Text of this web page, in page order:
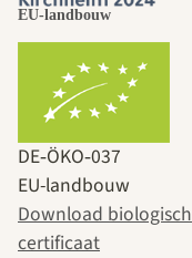
EU-landbouw
DE‑ÖKO‑037
EU-landbouw
Download biologisch
certificaat